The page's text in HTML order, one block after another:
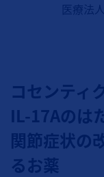
医療法
コセンティ
IL-17Aのは
関節症状の
るお薬